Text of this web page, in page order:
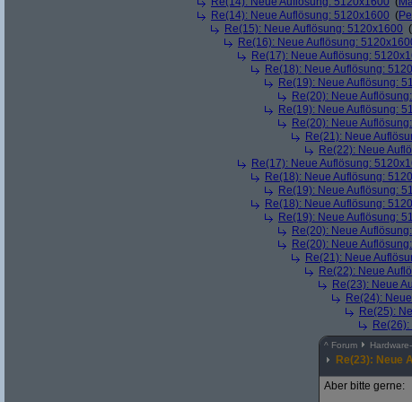
Re(14): Neue Auflösung: 5120x1600 (
Re(15): Neue Auflösung: 5120x1600 (
Re(16): Neue Auflösung:
Re(17): Neue Auflösung:
Re(18): Neue Auflösung:
Re(19): Neue Auflösung:
Re(20): Neue
Re(19): Neue Auflösung:
Re(20): Neue
Re(21): Neue
Re(22): Neue
Re(17): Neue Auflösung:
Re(18): Neue Auflösung:
Re(19): Neue Auflösung:
Re(18): Neue Auflösung:
Re(19): Neue Auflösung:
Re(20): Neue
Re(20): Neue
Re(21): Neue
Re(22): Neue
Re(23): Neue
Re(24):
Re(25):
^ Forum
Re(23): Neue
Aber bitte gerne: